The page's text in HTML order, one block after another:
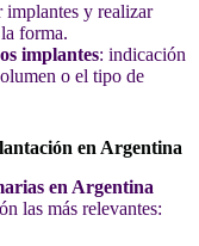
implantes y realizar
forma.
implantes: indicación
o el tipo de
en Argentina
en Argentina
las más relevantes: